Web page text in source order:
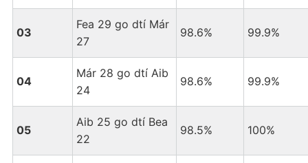
03
Fea 29 go dtí Már
27
98.6% 99.9%
04
Már 28 go dtí Aib
24
98.6% 99.9%
05
Aib 25 go dtí Bea
22
98.5% 100%